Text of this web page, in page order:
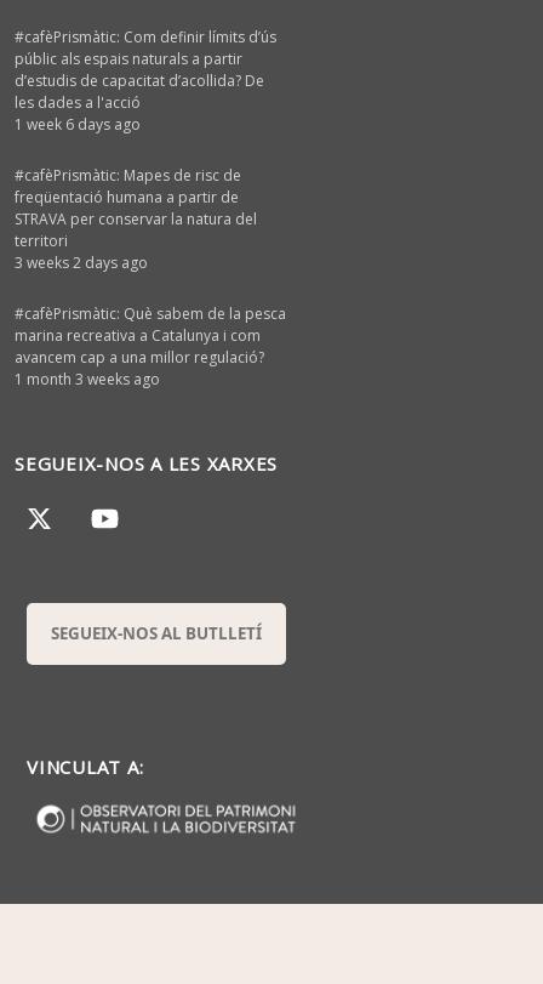
#cafèPrismàtic: Com definir límits d’ús
públic als espais naturals a partir
d’estudis de capacitat d’acollida? De
les dades a l'acció
1 week 6 days ago
#cafèPrismàtic: Mapes de risc de
freqüentació humana a partir de
STRAVA per conservar la natura del
territori
3 weeks 2 days ago
#cafèPrismàtic: Què sabem de la pesca
marina recreativa a Catalunya i com
avancem cap a una millor regulació?
1 month 3 weeks ago
SEGUEIX-NOS A LES XARXES
SEGUEIX-NOS AL BUTLLETÍ
VINCULAT A: